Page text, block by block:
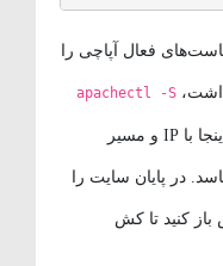
فعال آپاچی را
apachectl -S
همان خروجی را می‌دهد)؛ اگر دامنه اینجا با IP و مسیر
در پایان سایت را
کنید تا کش